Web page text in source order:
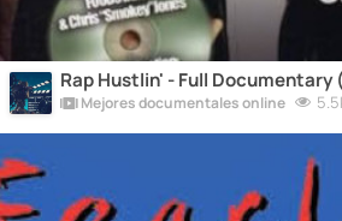
Rap Hustlin' - Full Documentary
Mejores documentales online